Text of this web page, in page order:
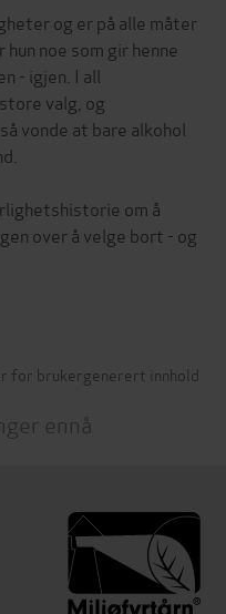
og er på alle måter
noe som gir henne
- igjen. I all
valg, og
vonde at bare alkohol
om å
over å velge bort - og
for brukergenerert innhold
ennå